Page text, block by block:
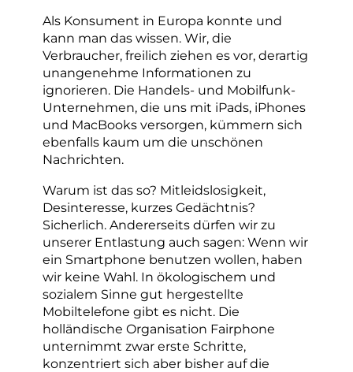
Als Konsument in Europa konnte und
kann man das wissen. Wir, die
Verbraucher, freilich ziehen es vor, derartig
unangenehme Informationen zu
ignorieren. Die Handels- und Mobilfunk-
Unternehmen, die uns mit iPads, iPhones
und MacBooks versorgen, kümmern sich
ebenfalls kaum um die unschönen
Nachrichten.
Warum ist das so? Mitleidslosigkeit,
Desinteresse, kurzes Gedächtnis?
Sicherlich. Andererseits dürfen wir zu
unserer Entlastung auch sagen: Wenn wir
ein Smartphone benutzen wollen, haben
wir keine Wahl. In ökologischem und
sozialem Sinne gut hergestellte
Mobiltelefone gibt es nicht. Die
holländische Organisation Fairphone
unternimmt zwar erste Schritte,
konzentriert sich aber bisher auf die